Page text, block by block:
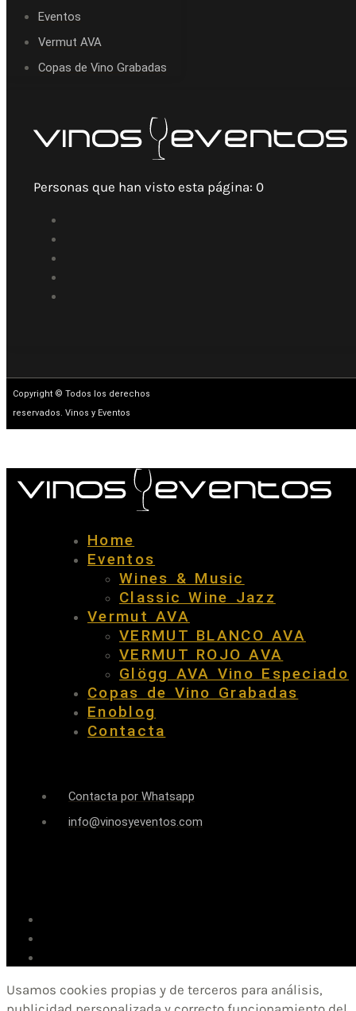
Eventos
Vermut AVA
Copas de Vino Grabadas
Personas que han visto esta página: 0
Copyright © Todos los derechos
reservados. Vinos y Eventos
Home
Eventos
Wines & Music
Classic Wine Jazz
Vermut AVA
VERMUT BLANCO AVA
VERMUT ROJO AVA
Glögg AVA Vino Especiado
Copas de Vino Grabadas
Enoblog
Contacta
Contacta por Whatsapp
info@vinosyeventos.com
Usamos cookies propias y de terceros para análisis,